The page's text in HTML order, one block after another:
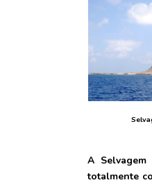
A
totalmente